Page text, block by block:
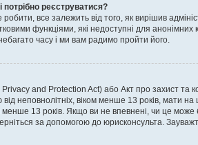
потрібно реєструватися?
робити, все залежить від того, як вирішив
функціями, які недоступні для
часу і ми вам радимо пройти його.
and Protection Act) або Акт про захист та
неповнолітніх, віком менше 13 років, мати на
менше 13 років. Якщо ви не впевнені, чи це
за допомогою до юрисконсульта.